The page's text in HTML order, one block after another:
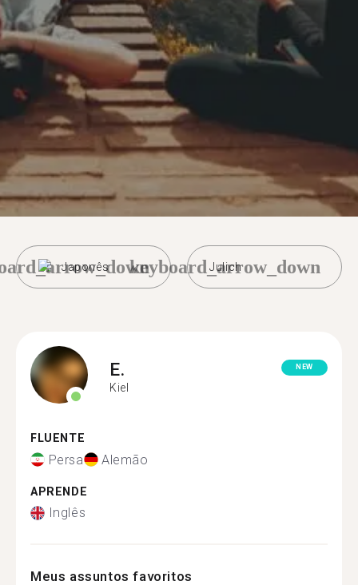
Japonês Julich
keyboard_arrow_down
E.
Kiel
NEW
FLUENTE
Persa Alemão
APRENDE
Inglês
Meus assuntos favoritos